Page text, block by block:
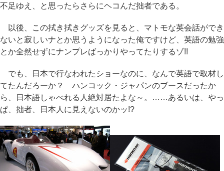
不足ゆえ、と思ったらさらにヘコんだ拙者である。
以後、この拭き拭きグッズを見ると、マトモな英会話ができ
ないと寂しいナとか思うようになった俺ですけど、英語の勉強
とか全然せずにナンプレばっかりやってたりするゾ!!
でも、日本で行なわれたショーなのに、なんで英語で取材し
てたんだろーか？ ハンコック・ジャパンのブースだったか
ら、日本語しゃべれる人絶対居たよな～。……あるいは、やっ
ぱ、拙者、日本人に見えないのかッ!?